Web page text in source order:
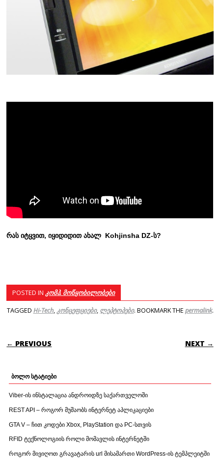
რას იტყვით, იყიდიდით ახალ Kohjinsha DZ-ს?
POSTED INკომპ. მოწყობილობები
TAGGED Hi-Tech,კონცეფციები, ლეპტოპები. BOOKMARK THE permalink.
POST NAVIGATION
← PREVIOUS NEXT →
ბოლო სტატიები
Viber-ის ინსტალაცია ანდროიდზე საქართველოში
REST API – როგორ მუშაობს ინტერნეტ აპლიკაციები
GTA V – ჩით კოდები Xbox, PlayStation და PC-სთვის
RFID ტექნოლოგიის როლი მომავლის ინტერნეტში
როგორ მივიღოთ გრავატარის url მისამართი WordPress-ის ტემპლეიტში